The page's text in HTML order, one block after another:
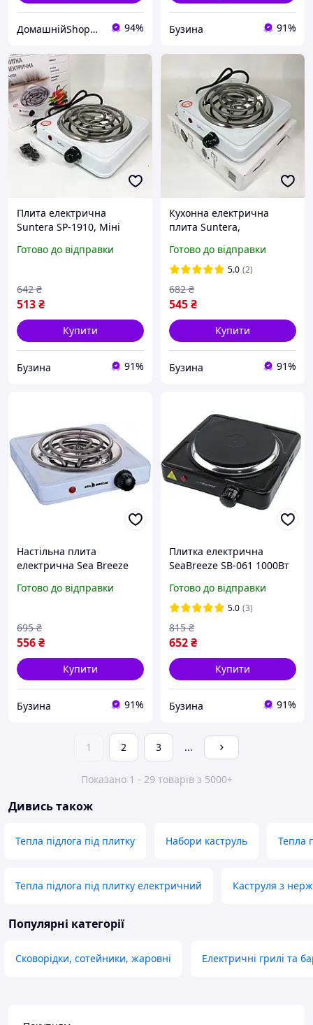
ДомашнійShop🏡✨ - замовлення онлайн не виходячи з дому💕 94% Бузина 91%
Плита електрична
Suntera SP-1910, Міні
настільна електроплита.
Готово до відправки
513₴
642 ₴
Купити
Бузина 91%
Кухонна електрична
плита Suntera,
електроплита, Плита
кухонна переносна WK-31
Готово до відправки
5.0 (2)
545₴
682 ₴
Купити
Бузина 91%
Настільна плита
електрична Sea Breeze
Готово до відправки
556₴
695 ₴
Купити
Бузина 91%
Плитка електрична
SeaBreeze SB-061 1000Вт
Чорна
Готово до відправки
5.0 (3)
652₴
815 ₴
Купити
Бузина 91%
1 2 3 ...
Показано 1 - 29 товарів з 5000+
Дивись також
Тепла підлога під плитку Набори каструль Тепла
Тепла підлога під плитку електричний Каструля з
Популярні категорії
Сковорідки, сотейники, жаровні Електричні грилі та